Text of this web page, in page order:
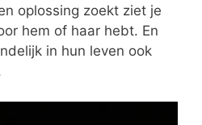
oplossing zoekt ziet je
hem of haar hebt. En
in hun leven ook